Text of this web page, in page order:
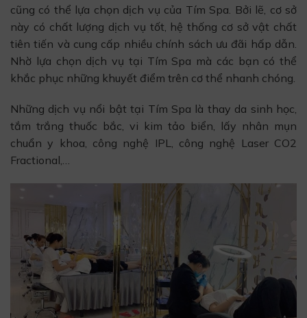
cũng có thể lựa chọn dịch vụ của Tím Spa. Bởi lẽ, cơ sở
này có chất lượng dịch vụ tốt, hệ thống cơ sở vật chất
tiên tiến và cung cấp nhiều chính sách ưu đãi hấp dẫn.
Nhờ lựa chọn dịch vụ tại Tím Spa mà các bạn có thể
khắc phục những khuyết điểm trên cơ thể nhanh chóng.
Những dịch vụ nổi bật tại Tím Spa là thay da sinh học,
tắm trắng thuốc bắc, vi kim tảo biển, lấy nhân mụn
chuẩn y khoa, công nghệ IPL, công nghệ Laser CO2
Fractional,…